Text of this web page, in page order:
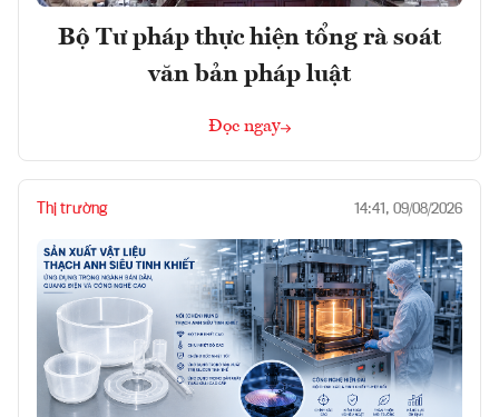
Bộ Tư pháp thực hiện tổng rà soát
văn bản pháp luật
Đọc ngay
Thị trường 14:41, 09/08/2026